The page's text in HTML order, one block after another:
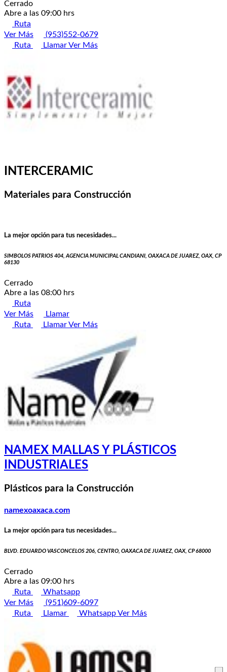
Cerrado
Abre a las 09:00 hrs
Ruta
Ver Más
(953)552-0679
Ruta
LlamarVer Más
INTERCERAMIC
Materiales para Construcción
La mejor opción para tus necesidades...
SIMBOLOS PATRIOS 404, AGENCIA MUNICIPAL CANDIANI, OAXACA DE JUAREZ, OAX, CP
68130
Cerrado
Abre a las 08:00 hrs
Ruta
Ver Más
Llamar
Ruta
LlamarVer Más
NAMEX MALLAS Y PLÁSTICOS
INDUSTRIALES
Plásticos para la Construcción
namexoaxaca.com
La mejor opción para tus necesidades...
BLVD. EDUARDO VASCONCELOS 206, CENTRO, OAXACA DE JUAREZ, OAX, CP 68000
Cerrado
Abre a las 09:00 hrs
Ruta
Whatsapp
Ver Más
(951)609-6097
Ruta
Llamar WhatsappVer Más